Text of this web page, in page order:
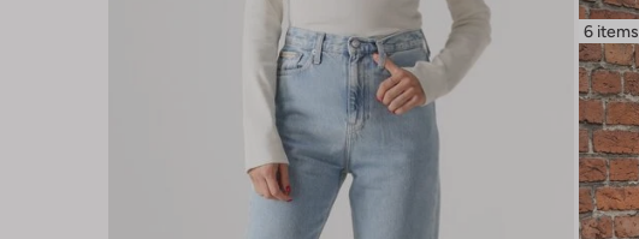
6 items